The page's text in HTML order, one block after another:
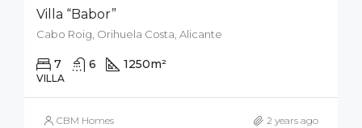
Villa “Babor”
Cabo Roig, Orihuela Costa, Alicante
7 6 1250m²
VILLA
CBM Homes 2 years ago